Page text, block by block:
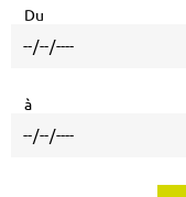
Du
à